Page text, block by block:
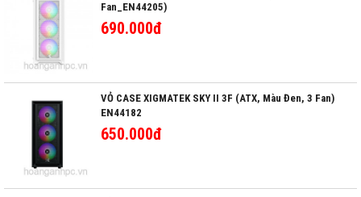
Fan_EN44205)
690.000đ
VỎ CASE XIGMATEK SKY II 3F (ATX, Màu Đen, 3 Fan)
EN44182
650.000đ